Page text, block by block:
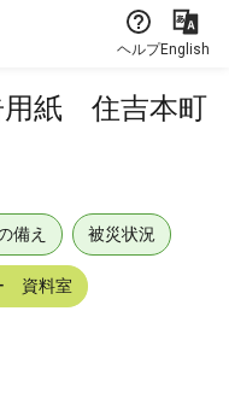
ヘルプEnglish
用紙 住吉本町
備え 被災状況
資料室